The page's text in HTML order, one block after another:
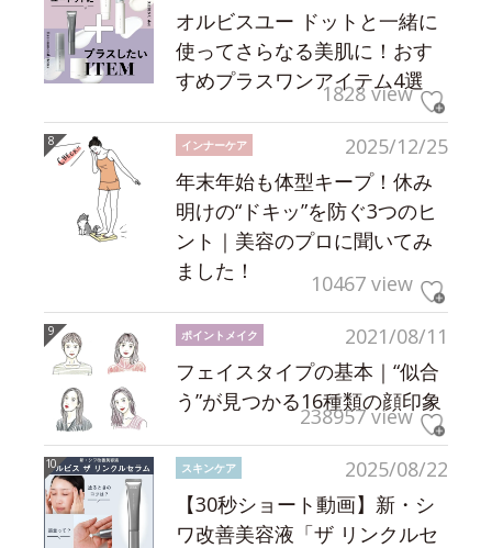
オルビスユー ドットと一緒に
使ってさらなる美肌に！おす
すめプラスワンアイテム4選
1828 view
2025/12/25
インナーケア
年末年始も体型キープ！休み
明けの“ドキッ”を防ぐ3つのヒ
ント｜美容のプロに聞いてみ
ました！
10467 view
2021/08/11
ポイントメイク
フェイスタイプの基本｜“似合
う”が見つかる16種類の顔印象
238957 view
2025/08/22
スキンケア
【30秒ショート動画】新・シ
ワ改善美容液「ザ リンクルセ